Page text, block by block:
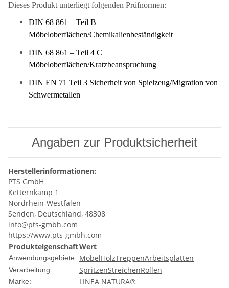
Dieses Produkt unterliegt folgenden Prüfnormen:
DIN 68 861 – Teil B
Möbeloberflächen/Chemikalienbeständigkeit
DIN 68 861 – Teil 4 C
Möbeloberflächen/Kratzbeanspruchung
DIN EN 71 Teil 3 Sicherheit von Spielzeug/Migration von
Schwermetallen
Angaben zur Produktsicherheit
Herstellerinformationen:
PTS GmbH
Ketternkamp 1
Nordrhein-Westfalen
Senden, Deutschland, 48308
info@pts-gmbh.com
https://www.pts-gmbh.com
ProdukteigenschaftWert
Anwendungsgebiete: MöbelHolzTreppenArbeitsplatten
Verarbeitung: SpritzenStreichenRollen
Marke: LINEA NATURA®